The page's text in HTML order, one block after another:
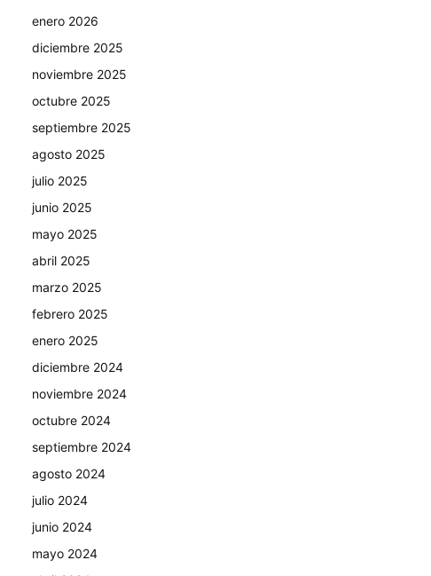
enero 2026
diciembre 2025
noviembre 2025
octubre 2025
septiembre 2025
agosto 2025
julio 2025
junio 2025
mayo 2025
abril 2025
marzo 2025
febrero 2025
enero 2025
diciembre 2024
noviembre 2024
octubre 2024
septiembre 2024
agosto 2024
julio 2024
junio 2024
mayo 2024